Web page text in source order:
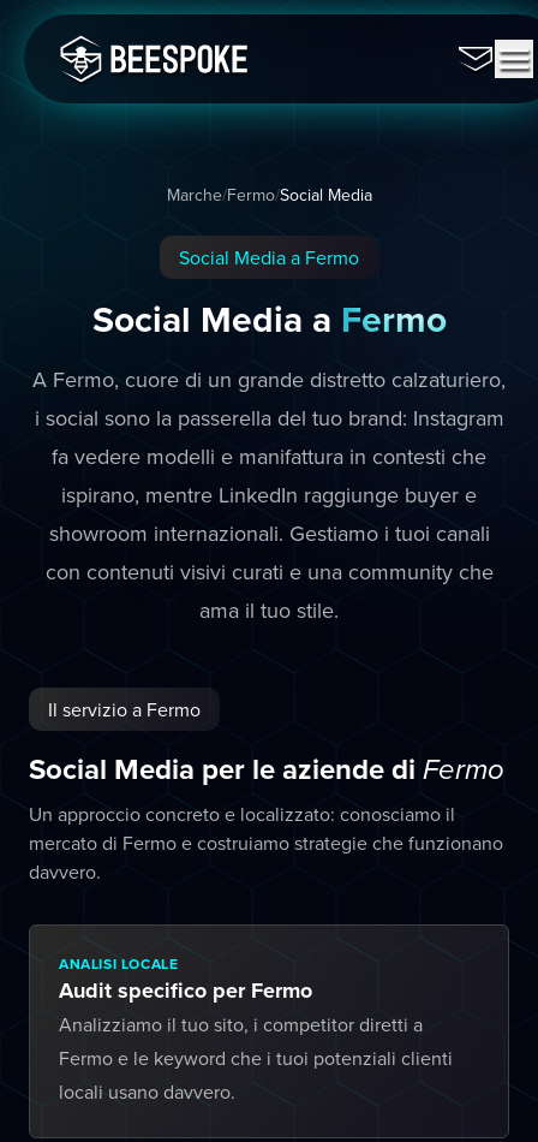
Marche/Fermo/Social Media
Social Media a Fermo
Social Media a Fermo
A Fermo, cuore di un grande distretto calzaturiero,
i social sono la passerella del tuo brand: Instagram
fa vedere modelli e manifattura in contesti che
ispirano, mentre LinkedIn raggiunge buyer e
showroom internazionali. Gestiamo i tuoi canali
con contenuti visivi curati e una community che
ama il tuo stile.
Il servizio a Fermo
Social Media per le aziende di Fermo
Un approccio concreto e localizzato: conosciamo il
mercato di Fermo e costruiamo strategie che funzionano
davvero.
ANALISI LOCALE
Audit specifico per Fermo
Analizziamo il tuo sito, i competitor diretti a
Fermo e le keyword che i tuoi potenziali clienti
locali usano davvero.